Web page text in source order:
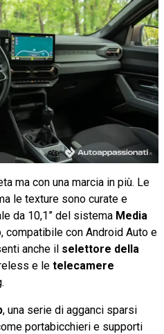
ma con una marcia in più. Le
le texture sono curate e
da 10,1” del sistema Media
compatibile con Android Auto e
anche il selettore della
e le telecamere
, una serie di agganci sparsi
portabicchieri e supporti